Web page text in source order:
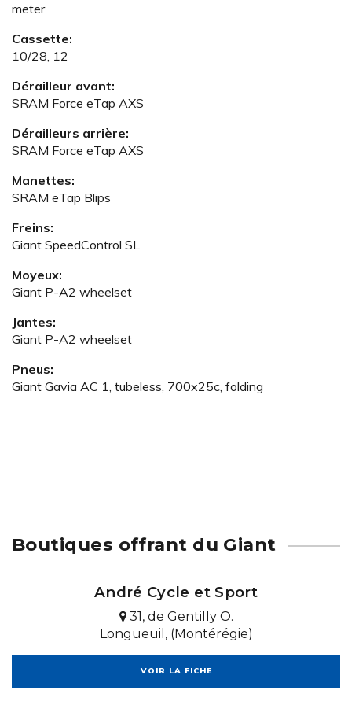
meter
Cassette:
10/28, 12
Dérailleur avant:
SRAM Force eTap AXS
Dérailleurs arrière:
SRAM Force eTap AXS
Manettes:
SRAM eTap Blips
Freins:
Giant SpeedControl SL
Moyeux:
Giant P-A2 wheelset
Jantes:
Giant P-A2 wheelset
Pneus:
Giant Gavia AC 1, tubeless, 700x25c, folding
Boutiques offrant du Giant
André Cycle et Sport
31, de Gentilly O.
Longueuil, (Montérégie)
VOIR LA FICHE